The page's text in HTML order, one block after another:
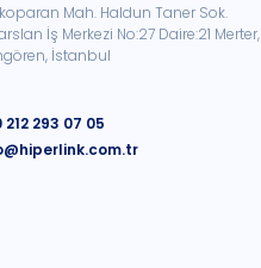
Mah. Haldun Taner Sok.
İş Merkezi No:27 Daire:21 Merter,
İstanbul
212 293 07 05